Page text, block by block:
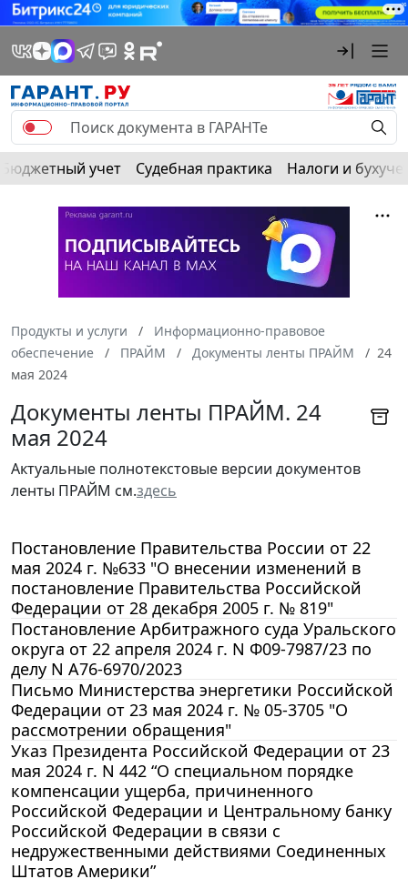
Бюджетный учет Судебная практика Налоги и
Продукты и услуги
Информационно-правовое
обеспечение
ПРАЙМ Документы ленты ПРАЙМ
24
мая 2024
Документы ленты ПРАЙМ. 24
мая 2024
Актуальные полнотекстовые версии документов
ленты ПРАЙМ см.здесь
Постановление Правительства России от 22
мая 2024 г. №633 "О внесении изменений в
постановление Правительства Российской
Федерации от 28 декабря 2005 г. № 819"
Постановление Арбитражного суда Уральского
округа от 22 апреля 2024 г. N Ф09-7987/23 по
делу N А76-6970/2023
Письмо Министерства энергетики Российской
Федерации от 23 мая 2024 г. № 05-3705 "О
рассмотрении обращения"
Указ Президента Российской Федерации от 23
мая 2024 г. N 442 “О специальном порядке
компенсации ущерба, причиненного
Российской Федерации и Центральному банку
Российской Федерации в связи с
недружественными действиями Соединенных
Штатов Америки”